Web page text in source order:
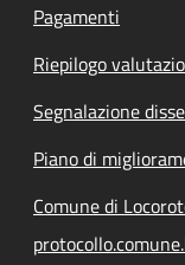
Pagamenti
Riepilogo
Segnalazione
Piano di
Comune di